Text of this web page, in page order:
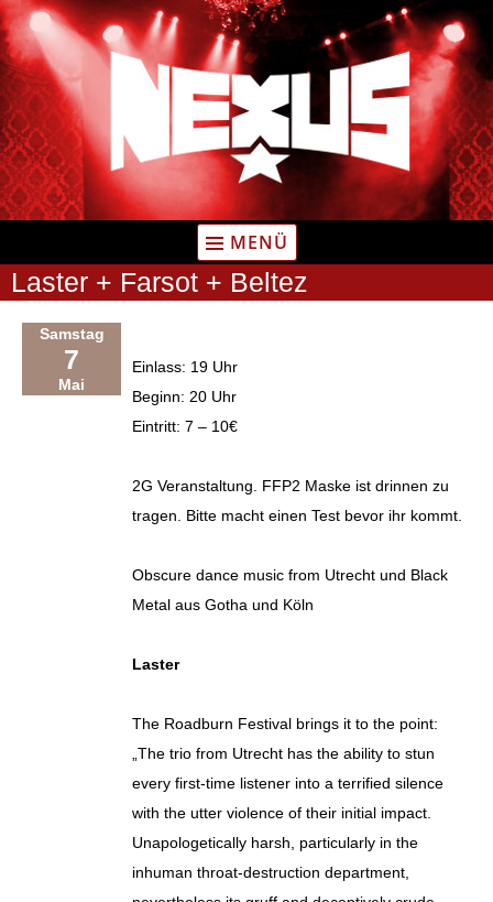
Zum
Inhalt
springen
MENÜ
Laster + Farsot + Beltez
Samstag
7
Mai
Einlass: 19 Uhr
Beginn: 20 Uhr
Eintritt: 7 – 10€
2G Veranstaltung. FFP2 Maske ist drinnen zu
tragen. Bitte macht einen Test bevor ihr kommt.
Obscure dance music from Utrecht und Black
Metal aus Gotha und Köln
Laster
The Roadburn Festival brings it to the point:
„The trio from Utrecht has the ability to stun
every first-time listener into a terrified silence
with the utter violence of their initial impact.
Unapologetically harsh, particularly in the
inhuman throat-destruction department,